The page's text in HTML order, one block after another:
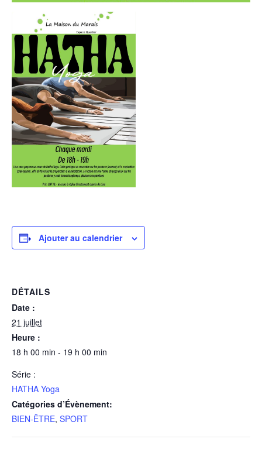
Ajouter au calendrier
DÉTAILS
Date :
21 juillet
Heure :
18 h 00 min - 19 h 00 min
Série :
HATHA Yoga
Catégories d’Évènement:
BIEN-ÊTRE, SPORT